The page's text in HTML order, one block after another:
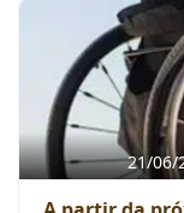
21/06/